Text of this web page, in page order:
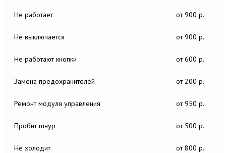
Не работает от 900 р.
Не выключается от 900 р.
Не работают кнопки от 600 р.
Замена предохранителей от 200 р.
Ремонт модуля управления от 950 р.
Пробит шнур от 500 р.
Не холодит от 800 р.